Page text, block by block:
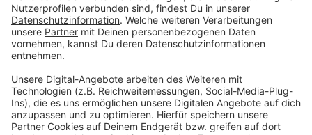
"Opfern" über die Telefonate aus den letzten zwei
Jahrzehnten unterhalten. Wir erfahren auch, wie es ihm
dabei ergangen ist und wobei er selbst mal ins
Schleudern gekommen ist. Viel Spaß beim Zuhören und
bitte nicht erschrecken, wenn dabei das Telefon
klingelt. Es muss ja nicht unbedingt Elvis Eifel dran
sein.